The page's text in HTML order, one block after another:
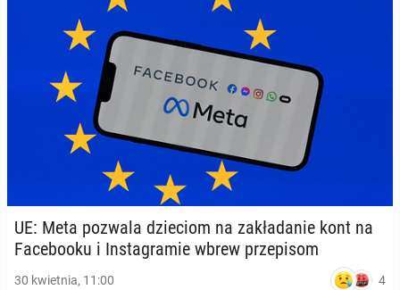
UE: Meta pozwala dzie­ciom na za­kła­da­nie kont na
Fa­ce­bo­oku i In­sta­gra­mie wbrew prze­pi­som
30 kwietnia, 11:00 4